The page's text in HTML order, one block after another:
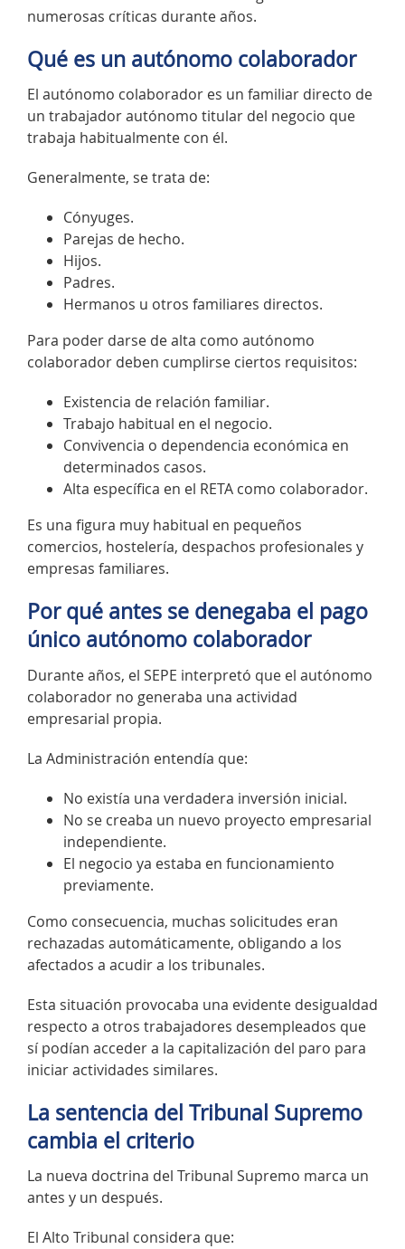
numerosas críticas durante años.
Qué es un autónomo colaborador
El autónomo colaborador es un familiar directo de
un trabajador autónomo titular del negocio que
trabaja habitualmente con él.
Generalmente, se trata de:
Cónyuges.
Parejas de hecho.
Hijos.
Padres.
Hermanos u otros familiares directos.
Para poder darse de alta como autónomo
colaborador deben cumplirse ciertos requisitos:
Existencia de relación familiar.
Trabajo habitual en el negocio.
Convivencia o dependencia económica en
determinados casos.
Alta específica en el RETA como colaborador.
Es una figura muy habitual en pequeños
comercios, hostelería, despachos profesionales y
empresas familiares.
Por qué antes se denegaba el pago
único autónomo colaborador
Durante años, el SEPE interpretó que el autónomo
colaborador no generaba una actividad
empresarial propia.
La Administración entendía que:
No existía una verdadera inversión inicial.
No se creaba un nuevo proyecto empresarial
independiente.
El negocio ya estaba en funcionamiento
previamente.
Como consecuencia, muchas solicitudes eran
rechazadas automáticamente, obligando a los
afectados a acudir a los tribunales.
Esta situación provocaba una evidente desigualdad
respecto a otros trabajadores desempleados que
sí podían acceder a la capitalización del paro para
iniciar actividades similares.
La sentencia del Tribunal Supremo
cambia el criterio
La nueva doctrina del Tribunal Supremo marca un
antes y un después.
El Alto Tribunal considera que: